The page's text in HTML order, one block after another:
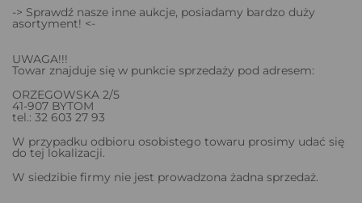
-> Sprawdź nasze inne aukcje, posiadamy bardzo duży
asortyment! <-
UWAGA!!!
Towar znajduje się w punkcie sprzedaży pod adresem:
ORZEGOWSKA 2/5
41-907 BYTOM
tel.: 32 603 27 93
W przypadku odbioru osobistego towaru prosimy udać się
do tej lokalizacji.
W siedzibie firmy nie jest prowadzona żadna sprzedaż.